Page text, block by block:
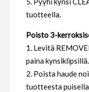
tuotteella.
Poisto 3-
1. Levitä
paina kynsiklipsillä.
2. Poista haude
tuotteesta